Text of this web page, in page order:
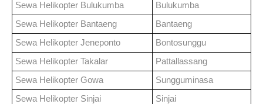
Sewa Helikopter Bulukumba
Bulukumba
Sewa Helikopter Bantaeng
Bantaeng
Sewa Helikopter Jeneponto
Bontosunggu
Sewa Helikopter Takalar
Pattallassang
Sewa Helikopter Gowa
Sungguminasa
Sewa Helikopter Sinjai
Sinjai